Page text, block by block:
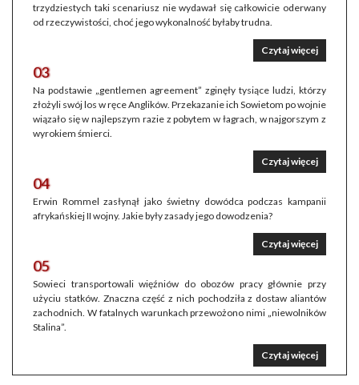
trzydziestych taki scenariusz nie wydawał się całkowicie oderwany
od rzeczywistości, choć jego wykonalność byłaby trudna.
Czytaj więcej
03
Na podstawie „gentlemen agreement” zginęły tysiące ludzi, którzy
złożyli swój los w ręce Anglików. Przekazanie ich Sowietom po wojnie
wiązało się w najlepszym razie z pobytem w łagrach, w najgorszym z
wyrokiem śmierci.
Czytaj więcej
04
Erwin Rommel zasłynął jako świetny dowódca podczas kampanii
afrykańskiej II wojny. Jakie były zasady jego dowodzenia?
Czytaj więcej
05
Sowieci transportowali więźniów do obozów pracy głównie przy
użyciu statków. Znaczna część z nich pochodziła z dostaw aliantów
zachodnich. W fatalnych warunkach przewożono nimi „niewolników
Stalina”.
Czytaj więcej